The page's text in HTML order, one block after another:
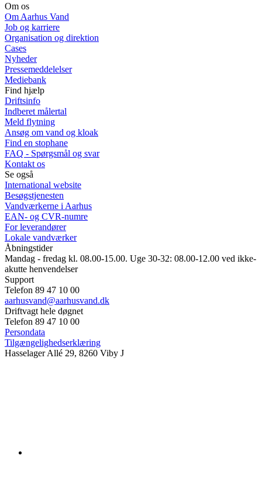
Om os
Om Aarhus Vand
Job og karriere
Organisation og direktion
Cases
Nyheder
Pressemeddelelser
Mediebank
Find hjælp
Driftsinfo
Indberet målertal
Meld flytning
Ansøg om vand og kloak
Find en stophane
FAQ - Spørgsmål og svar
Kontakt os
Se også
International website
Besøgstjenesten
Vandværkerne i Aarhus
EAN- og CVR-numre
For leverandører
Lokale vandværker
Åbningstider
Mandag - fredag kl. 08.00-15.00. Uge 30-32: 08.00-12.00 ved ikke-
akutte henvendelser
Support
Telefon 89 47 10 00
aarhusvand@aarhusvand.dk
Driftvagt hele døgnet
Telefon 89 47 10 00
Persondata
Tilgængelighedserklæring
Hasselager Allé 29, 8260 Viby J